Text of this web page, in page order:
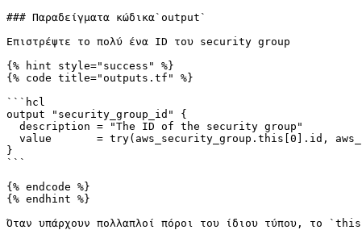
### Παραδείγματα κώδικα`output`
Επιστρέψτε το πολύ ένα ID τoυ security group
{% hint style="success" %}
{% code title="outputs.tf" %}
```hcl
output "security_group_id" {
}
```
{% endcode %}
{% endhint %}
Όταν υπάρχουν πολλαπλοί πόροι του ίδιου τύπου, το